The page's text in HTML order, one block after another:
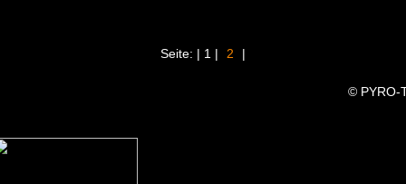
Seite: | 1 | 2 |
© PYRO-